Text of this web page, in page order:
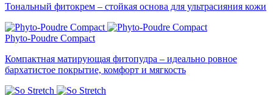
Тональный фитокрем – стойкая основа для ультрасияния кожи
Phyto-Poudre Compact
Компактная матирующая фитопудра – идеально ровное
бархатистое покрытие, комфорт и мягкость